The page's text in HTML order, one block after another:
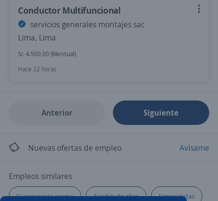
Conductor Multifuncional
servicios generales montajes sac
Lima, Lima
S/. 4.500,00 (Mensual)
Hace 22 horas
Anterior Siguiente
Nuevas ofertas de empleo Avísame
Empleos similares
Supervisor/a ssoma Auxiliar de obra Especialistas